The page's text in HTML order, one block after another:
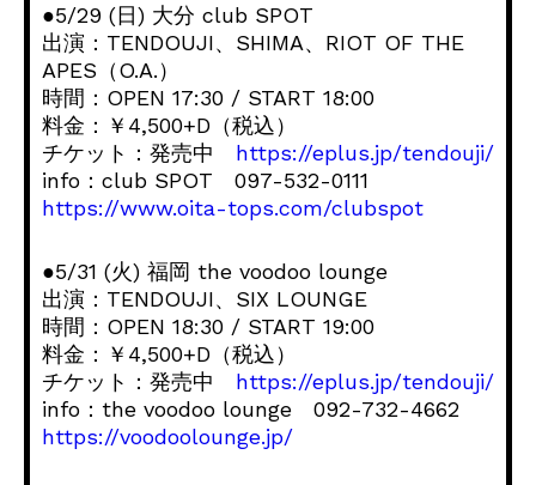
●5/29 (日) 大分 club SPOT
出演：TENDOUJI、SHIMA、RIOT OF THE
APES（O.A.）
時間：OPEN 17:30 / START 18:00
料金：￥4,500+D（税込）
チケット：発売中 https://eplus.jp/tendouji/
info：club SPOT 097-532-0111
https://www.oita-tops.com/clubspot
●5/31 (火) 福岡 the voodoo lounge
出演：TENDOUJI、SIX LOUNGE
時間：OPEN 18:30 / START 19:00
料金：￥4,500+D（税込）
チケット：発売中 https://eplus.jp/tendouji/
info：the voodoo lounge 092-732-4662
https://voodoolounge.jp/